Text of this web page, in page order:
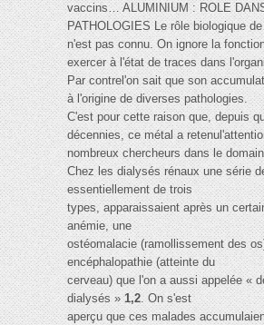
vaccins… ALUMINIUM : ROLE
PATHOLOGIES Le rôle biologique
n'est pas connu. On ignore la
exercer à l'état de traces dans
Par contrel'on sait que son
à l'origine de diverses pathologies.
C'est pour cette raison que, depuis
décennies, ce métal a
nombreux chercheurs dans le
Chez les dialysés rénaux une série
essentiellement de trois
types, apparaissaient après un
anémie, une
ostéomalacie (ramollissement des
encéphalopathie (atteinte du
cerveau) que l'on a aussi appelée «
dialysés »1,2. On s'est
aperçu que ces malades